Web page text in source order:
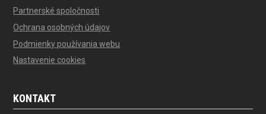
Partnerské spoločnosti
Ochrana osobných údajov
Podmienky používania webu
Nastavenie cookies
KONTAKT